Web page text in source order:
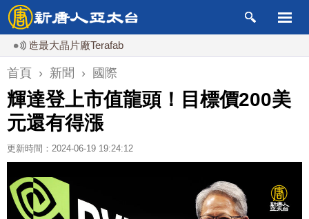
最大晶片廠Terafab
首頁 › 新聞 › 國際
輝達登上市值龍頭！目標價200美
元還有得漲
更新時間：2024-06-19 19:24:12